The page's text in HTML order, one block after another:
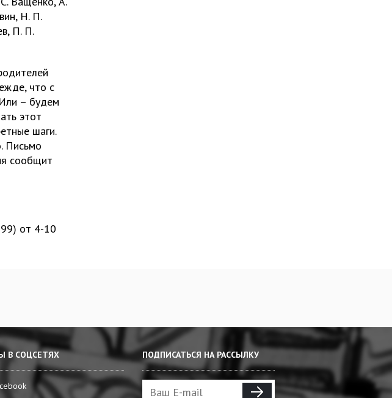
Н. П.
П. П.
что с
– будем
этот
шаги.
Письмо
сообщит
от 4-10
В СОЦСЕТЯХ ПОДПИСАТЬСЯ НА РАССЫЛКУ